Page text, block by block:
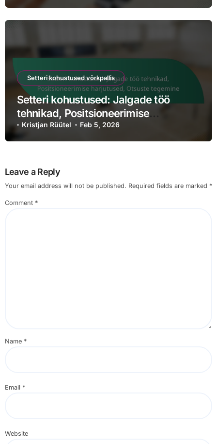
Setteri kohustused võrkpallis
Setteri kohustused: Jalgade töö
tehnikad, Positsioneerimise
harjutused, Otsuste tegemine
Kristjan Rüütel Feb 5, 2026
Leave a Reply
Your email address will not be published. Required fields are marked *
Comment *
Name *
Email *
Website